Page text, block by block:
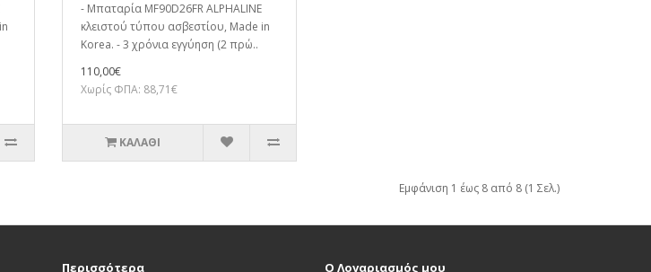
- Μπαταρία MF90D26FR ALPHALINE
κλειστού τύπου ασβεστίου, Made in
Korea. - 3 χρόνια εγγύηση (2 πρώ..
110,00€
Χωρίς ΦΠΑ: 88,71€
ΚΑΛΆΘΙ
Εμφάνιση 1 έως 8 από 8 (1 Σελ.)
Περισσότερα Ο Λογαριασμός μου